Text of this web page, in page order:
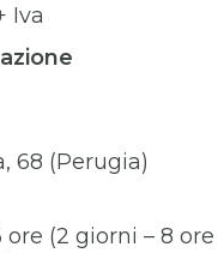
ore (2 giorni – 8
Iva
68 (Perugia)